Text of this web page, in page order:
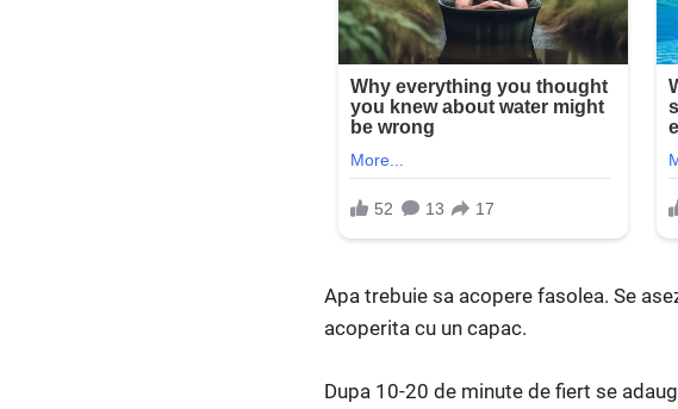
Apa trebuie sa acopere fasolea. Se
acoperita cu un capac.
Dupa 10-20 de minute de fiert se